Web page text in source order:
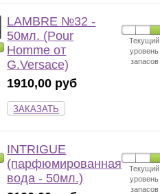
LAMBRE №32 -
50мл. (Pour
Homme от
G.Versace)
1910,00 руб
ЗАКАЗАТЬ
Текущий
уровень
запасов
INTRIGUE
(парфюмированная
вода - 50мл.)
Текущий
уровень
запасов